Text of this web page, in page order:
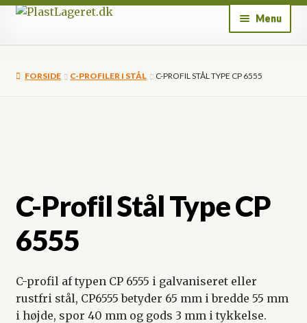
Spring
navigation
Spring
indhold
Menu
Surringsbånd
Mobil håndvask
FORSIDE C-PROFILER I STÅL C-PROFIL STÅL TYPE CP 6555
C-Profil Stål Type CP
6555
C-profil af typen CP 6555 i galvaniseret eller
rustfri stål, CP6555 betyder 65 mm i bredde 55 mm
i højde, spor 40 mm og gods 3 mm i tykkelse.